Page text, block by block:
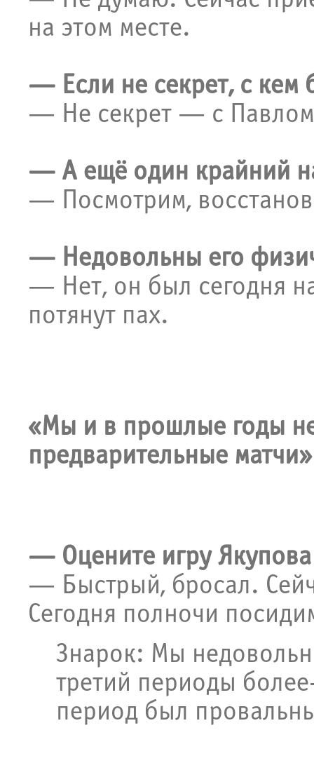
на этом месте.
— Если не секрет, с кем
— Не секрет — с
— А ещё один крайний
— Посмотрим,
— Недовольны его
— Нет, он был сегодня
потянут пах.
«Мы и в прошлые годы
предварительные матчи»
— Оцените игру Якупова
— Быстрый, бросал.
Сегодня полночи
Знарок: Мы
третий периоды
период был